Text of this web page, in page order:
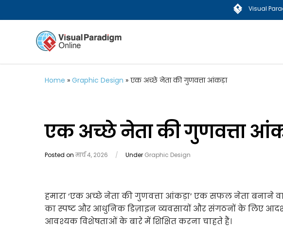
Visual
Home » Graphic Design » एक अच्छे नेता की गुणवत्ता आंकड़ा
एक अच्छे नेता की गुणवत्ता
Posted onमार्च 4, 2026 / Under Graphic Design
हमारा ‘एक अच्छे नेता की गुणवत्ता आंकड़ा’ एक सफल नेता बनाने
का स्पष्ट और आधुनिक डिज़ाइन व्यवसायों और संगठनों के लिए
आवश्यक विशेषताओं के बारे में शिक्षित करना चाहते हैं।